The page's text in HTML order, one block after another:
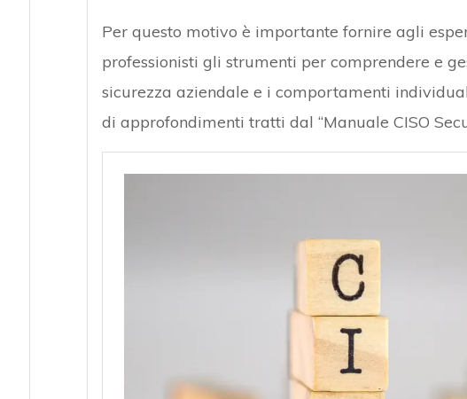
Per questo motivo è importante fornire agli
professionisti gli strumenti per comprendere e
sicurezza aziendale e i comportamenti
di approfondimenti tratti dal “Manuale CISO